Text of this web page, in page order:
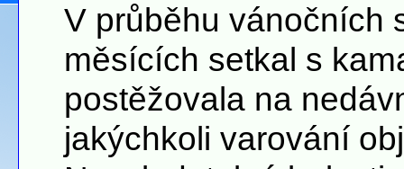
V průběhu vánočních
měsících setkal s
postěžovala na
jakýchkoli varování